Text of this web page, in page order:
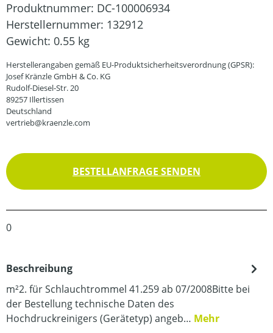
Produktnummer: DC-100006934
Herstellernummer: 132912
Gewicht: 0.55 kg
Herstellerangaben gemäß EU-Produktsicherheitsverordnung (GPSR):
Josef Kränzle GmbH & Co. KG
Rudolf-Diesel-Str. 20
89257 Illertissen
Deutschland
vertrieb@kraenzle.com
BESTELLANFRAGE SENDEN
0
Beschreibung
m²2. für Schlauchtrommel 41.259 ab 07/2008Bitte bei
der Bestellung technische Daten des
Hochdruckreinigers (Gerätetyp) angeb… Mehr